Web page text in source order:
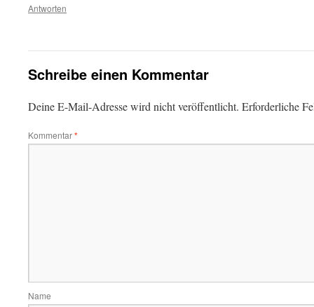
Antworten
Schreibe einen Kommentar
Deine E-Mail-Adresse wird nicht veröffentlicht. Erforderliche
Kommentar*
Name